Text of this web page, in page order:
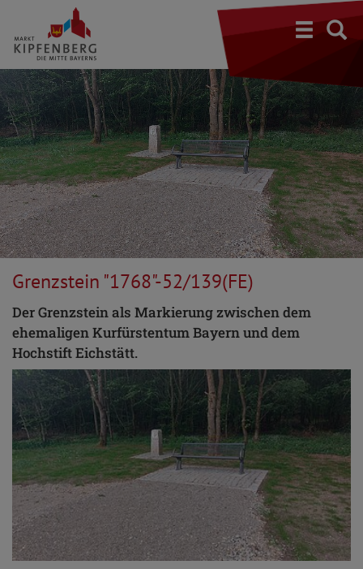
Grenzstein "1768"-52/139(FE)
Der Grenzstein als Markierung zwischen dem
ehemaligen Kurfürstentum Bayern und dem
Hochstift Eichstätt.